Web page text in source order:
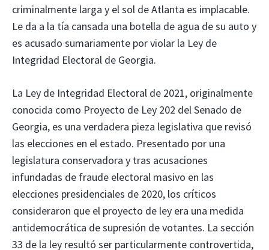
criminalmente larga y el sol de Atlanta es implacable.
Le da a la tía cansada una botella de agua de su auto y
es acusado sumariamente por violar la Ley de
Integridad Electoral de Georgia.
La Ley de Integridad Electoral de 2021, originalmente
conocida como Proyecto de Ley 202 del Senado de
Georgia, es una verdadera pieza legislativa que revisó
las elecciones en el estado. Presentado por una
legislatura conservadora y tras acusaciones
infundadas de fraude electoral masivo en las
elecciones presidenciales de 2020, los críticos
consideraron que el proyecto de ley era una medida
antidemocrática de supresión de votantes. La sección
33 de la ley resultó ser particularmente controvertida,